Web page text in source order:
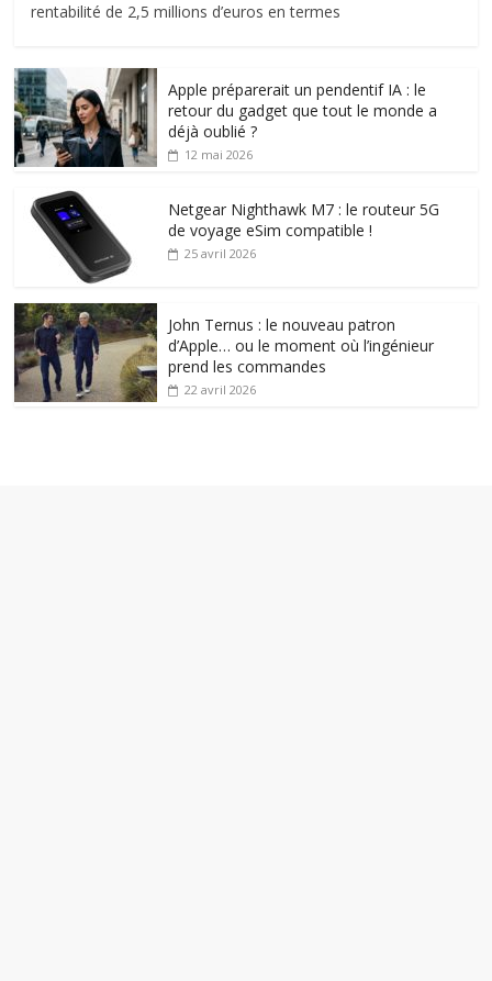
rentabilité de 2,5 millions d’euros en termes
Apple préparerait un pendentif IA : le
retour du gadget que tout le monde a
déjà oublié ?
12 mai 2026
Netgear Nighthawk M7 : le routeur 5G
de voyage eSim compatible !
25 avril 2026
John Ternus : le nouveau patron
d’Apple… ou le moment où l’ingénieur
prend les commandes
22 avril 2026